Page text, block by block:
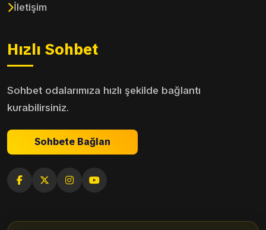
İletişim
Hızlı Sohbet
Sohbet odalarımıza hızlı şekilde bağlantı
kurabilirsiniz.
Sohbete Bağlan